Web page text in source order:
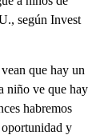
según Invest
que hay un
niño ve que hay
habremos
oportunidad y